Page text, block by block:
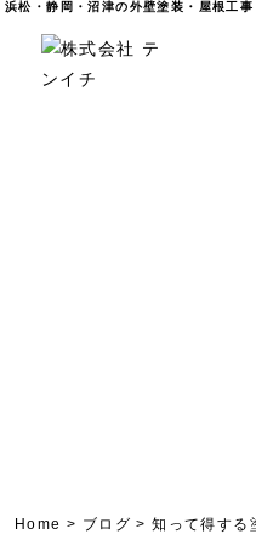
浜松・静岡・沼津の外壁塗装・屋根工
Home > ブログ >知って得する